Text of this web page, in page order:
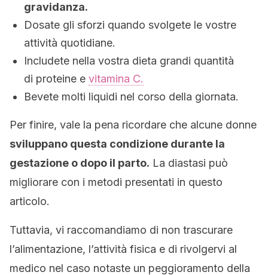
gravidanza.
Dosate gli sforzi quando svolgete le vostre
attività quotidiane.
Includete nella vostra dieta grandi quantità
di proteine e vitamina C.
Bevete molti liquidi nel corso della giornata.
Per finire, vale la pena ricordare che alcune donne
sviluppano questa condizione durante la
gestazione o dopo il parto. La diastasi può
migliorare con i metodi presentati in questo
articolo.
Tuttavia, vi raccomandiamo di non trascurare
l’alimentazione, l’attività fisica e di rivolgervi al
medico nel caso notaste un peggioramento della